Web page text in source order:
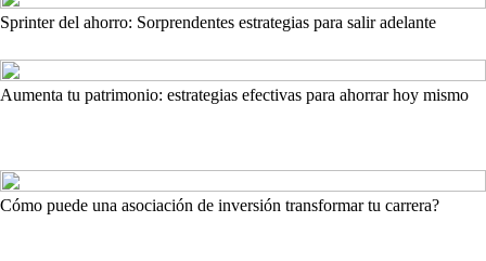
Sprinter del ahorro: Sorprendentes estrategias para salir adelante
Aumenta tu patrimonio: estrategias efectivas para ahorrar hoy mismo
Cómo puede una asociación de inversión transformar tu carrera?